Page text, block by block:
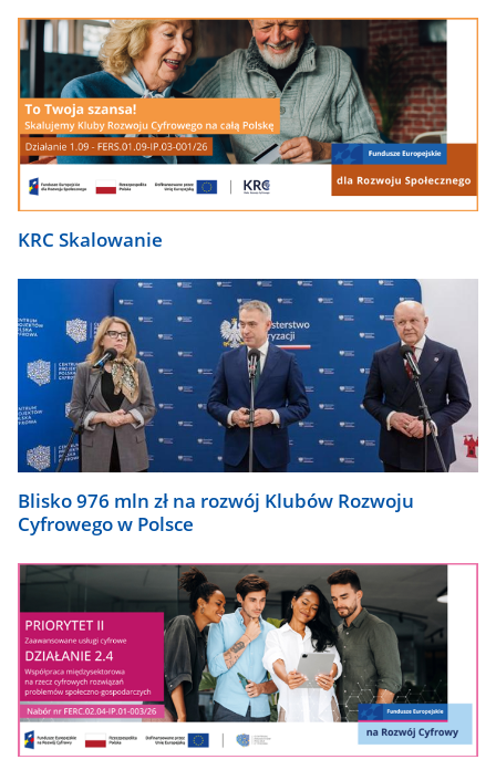
KRC Skalowanie
Blisko 976 mln zł na rozwój Klubów Rozwoju
Cyfrowego w Polsce